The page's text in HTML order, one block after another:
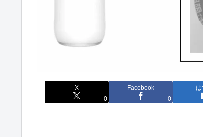
X
0
Facebook
0